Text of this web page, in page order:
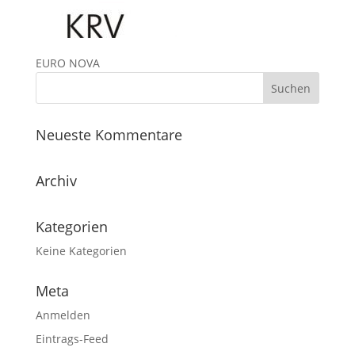
EURO NOVA
Neueste Kommentare
Archiv
Kategorien
Keine Kategorien
Meta
Anmelden
Eintrags-Feed